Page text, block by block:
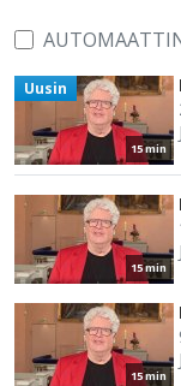
15 min
Uusin
15 min
15 min